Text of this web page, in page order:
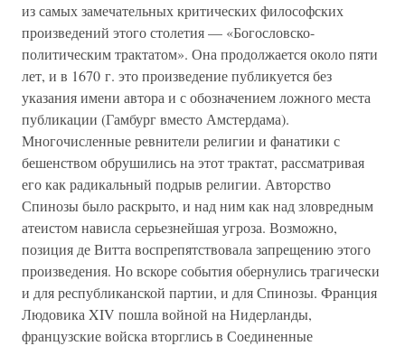
из самых замечательных критических философских
произведений этого столетия — «Богословско-
политическим трактатом». Она продолжается около пяти
лет, и в 1670 г. это произведение публикуется без
указания имени автора и с обозначением ложного места
публикации (Гамбург вместо Амстердама).
Многочисленные ревнители религии и фанатики с
бешенством обрушились на этот трактат, рассматривая
его как радикальный подрыв религии. Авторство
Спинозы было раскрыто, и над ним как над зловредным
атеистом нависла серьезнейшая угроза. Возможно,
позиция де Витта воспрепятствовала запрещению этого
произведения. Но вскоре события обернулись трагически
и для республиканской партии, и для Спинозы. Франция
Людовика XIV пошла войной на Нидерланды,
французские войска вторглись в Соединенные